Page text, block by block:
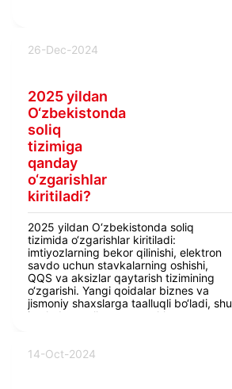
26-Dec-2024
2025 yildan
O‘zbekistonda
soliq
tizimiga
qanday
o‘zgarishlar
kiritiladi?
2025 yildan O‘zbekistonda soliq
tizimida o‘zgarishlar kiritiladi:
imtiyozlarning bekor qilinishi, elektron
savdo uchun stavkalarning oshishi,
QQS va aksizlar qaytarish tizimining
o‘zgarishi. Yangi qoidalar biznes va
jismoniy shaxslarga taalluqli bo‘ladi, shu
jumladan mulk, yer va yakka
14-Oct-2024